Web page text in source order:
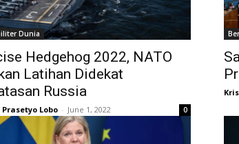
Dunia
Hedgehog 2022, NATO
Latihan Didekat
Russia
Lobo - June 1, 2022 0